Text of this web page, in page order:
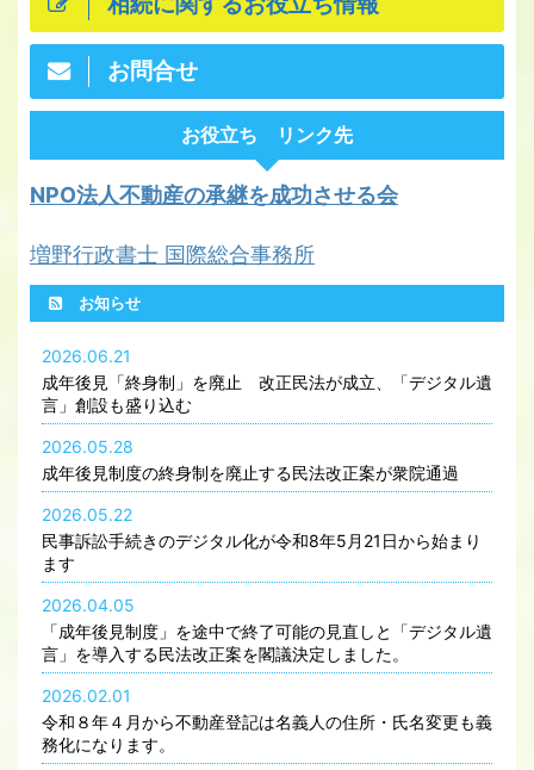
お問合せ
お役立ち リンク先
NPO法人不動産の承継を成功させる会
増野行政書士 国際総合事務所
お知らせ
2026.06.21
成年後見「終身制」を廃止 改正民法が成立、「デジタル遺
言」創設も盛り込む
2026.05.28
成年後見制度の終身制を廃止する民法改正案が衆院通過
2026.05.22
民事訴訟手続きのデジタル化が令和8年5月21日から始まり
ます
2026.04.05
「成年後見制度」を途中で終了可能の見直しと「デジタル遺
言」を導入する民法改正案を閣議決定しました。
2026.02.01
令和８年４月から不動産登記は名義人の住所・氏名変更も義
務化になります。